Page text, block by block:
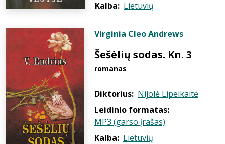
Kalba: Lietuvių
Virginia Cleo Andrews
Šešėlių sodas. Kn. 3
romanas
Diktorius: Nijolė Lipeikaitė
Leidinio formatas:
MP3 (garso įrašas)
Kalba: Lietuvių